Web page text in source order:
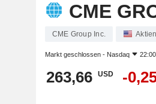
CME
CME Group Inc. Aktien
Markt geschlossen - Nasdaq
263,66 USD -